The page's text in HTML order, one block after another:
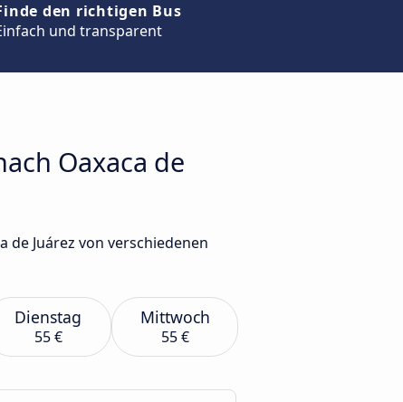
den richtigen Bus
und transparent
Oaxaca de
de Juárez von verschiedenen
Dienstag
55 €
Mittwoch
55 €